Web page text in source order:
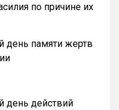
по причине их
день памяти жертв
день действий